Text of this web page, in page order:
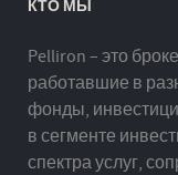
КТО МЫ
Pelliron – это
работавшие в
фонды,
в сегменте
спектра услуг,